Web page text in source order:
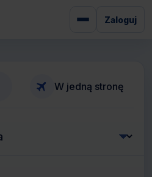
Zaloguj
W jedną stronę